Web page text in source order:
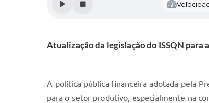
Atualização da legislação do ISSQN
A política pública financeira adotada pela
para o setor produtivo, especialmente na